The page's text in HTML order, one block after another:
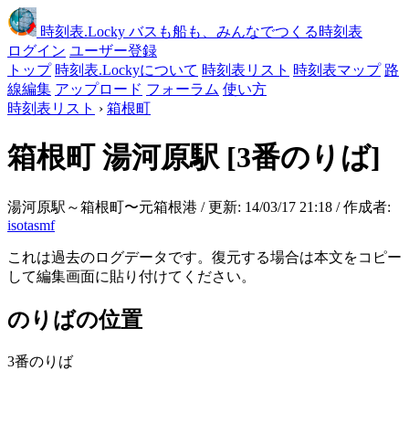
時刻表.Locky バスも船も、みんなでつくる時刻表
ログイン ユーザー登録
トップ 時刻表.Lockyについて 時刻表リスト 時刻表マップ 路
線編集 アップロード フォーラム 使い方
時刻表リスト › 箱根町
箱根町湯河原駅 [3番のりば]
湯河原駅～箱根町〜元箱根港 / 更新: 14/03/17 21:18 / 作成者:
isotasmf
これは過去のログデータです。復元する場合は本文をコピー
して編集画面に貼り付けてください。
のりばの位置
3番のりば